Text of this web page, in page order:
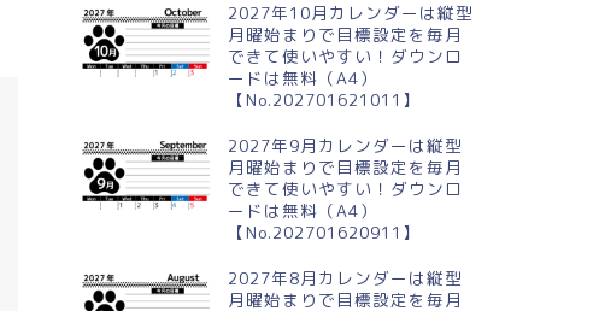
2027年10月カレンダーは縦型
月曜始まりで目標設定を毎月
できて使いやすい！ダウンロ
ードは無料（A4）
【No.202701621011】
2027年9月カレンダーは縦型
月曜始まりで目標設定を毎月
できて使いやすい！ダウンロ
ードは無料（A4）
【No.202701620911】
2027年8月カレンダーは縦型
月曜始まりで目標設定を毎月